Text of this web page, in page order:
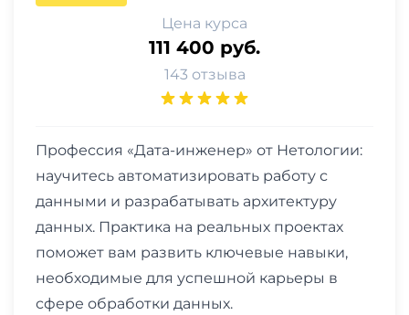
Цена курса
111 400 руб.
143 отзыва
Профессия «Дата-инженер» от Нетологии:
научитесь автоматизировать работу с
данными и разрабатывать архитектуру
данных. Практика на реальных проектах
поможет вам развить ключевые навыки,
необходимые для успешной карьеры в
сфере обработки данных.